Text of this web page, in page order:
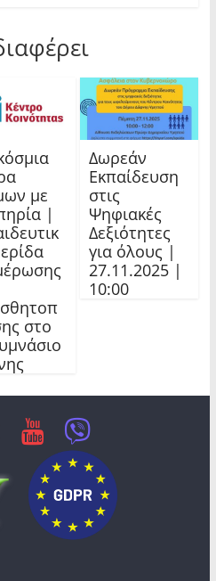
με
|
στο
Δωρεάν
Εκπαίδευση
στις
Ψηφιακές
Δεξιότητες
για όλους |
27.11.2025 |
10:00